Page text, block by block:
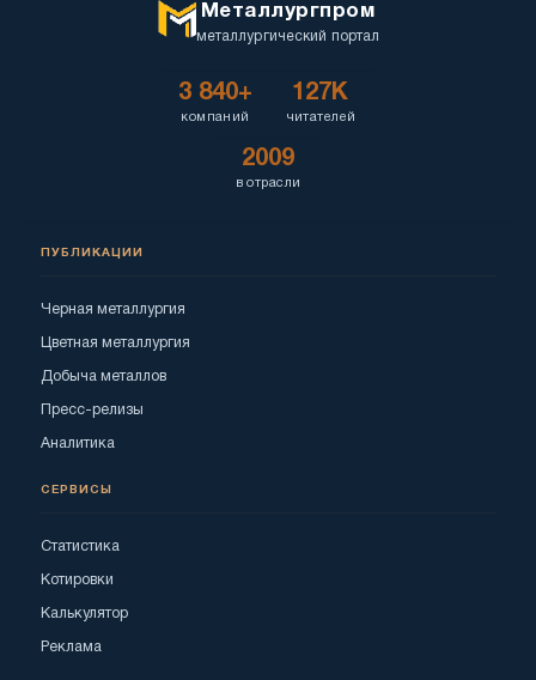
Металлургпром
металлургический портал
3 840+
компаний
127K
читателей
2009
в отрасли
ПУБЛИКАЦИИ
Черная металлургия
Цветная металлургия
Добыча металлов
Пресс-релизы
Аналитика
СЕРВИСЫ
Статистика
Котировки
Калькулятор
Реклама